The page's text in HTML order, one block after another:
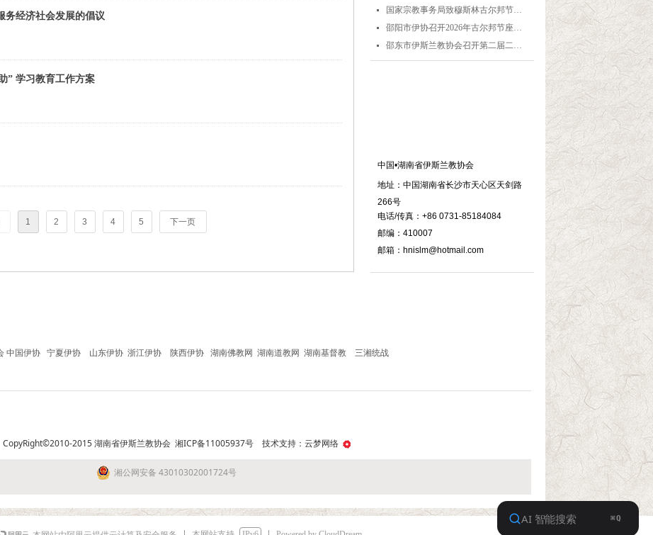
务经济社会发展的倡议
” 学习教育工作方案
1 2 3 4 5 下一页
넷 国家宗教事务局致穆斯林古尔邦节贺信
넷 邵阳市伊协召开2026年古尔邦节座谈会
넷 邵东市伊斯兰教协会召开第二届二次理事会
地址：中国湖南省长沙市天心区天剑路
266号
中国•湖南省伊斯兰教协会
电话/传真：+86 0731-85184084
邮编：410007
邮箱：hnislm@hotmail.com
中国伊协 宁夏伊协 山东伊协 浙江伊协 陕西伊协 湖南佛教网 湖南道教网 湖南基督教 三湘统战
CopyRight©2010-2015 湖南省伊斯兰教协会 湘ICP备11005937号 技术支持： 云梦网络
湘公网安备 43010302001724号